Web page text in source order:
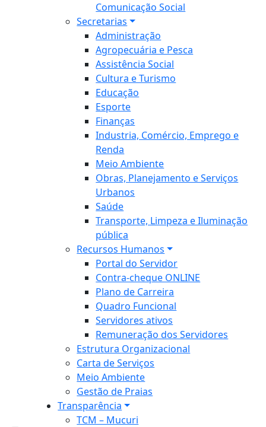
Comunicação Social
Secretarias
Administração
Agropecuária e Pesca
Assistência Social
Cultura e Turismo
Educação
Esporte
Finanças
Industria, Comércio, Emprego e
Renda
Meio Ambiente
Obras, Planejamento e Serviços
Urbanos
Saúde
Transporte, Limpeza e Iluminação
pública
Recursos Humanos
Portal do Servidor
Contra-cheque ONLINE
Plano de Carreira
Quadro Funcional
Servidores ativos
Remuneração dos Servidores
Estrutura Organizacional
Carta de Serviços
Meio Ambiente
Gestão de Praias
Transparência
TCM – Mucuri